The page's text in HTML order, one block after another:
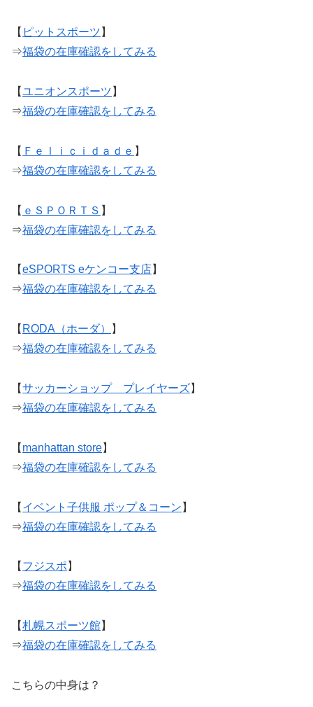
【 ピットスポーツ 】
⇒福袋の在庫確認をしてみる
【ユニオンスポーツ 】
⇒福袋の在庫確認をしてみる
【 Ｆｅｌｉｃｉｄａｄｅ 】
⇒福袋の在庫確認をしてみる
【 ｅＳＰＯＲＴＳ 】
⇒福袋の在庫確認をしてみる
【eSPORTS eケンコー支店】
⇒福袋の在庫確認をしてみる
【 RODA（ホーダ）
】
⇒福袋の在庫確認をしてみる
【サッカーショップ プレイヤーズ】
⇒福袋の在庫確認をしてみる
【 manhattan store】
⇒福袋の在庫確認をしてみる
【 イベント子供服 ポップ＆コーン 】
⇒福袋の在庫確認をしてみる
【 フジスポ 】
⇒福袋の在庫確認をしてみる
【札幌スポーツ館】
⇒福袋の在庫確認をしてみる
こちらの中身は？